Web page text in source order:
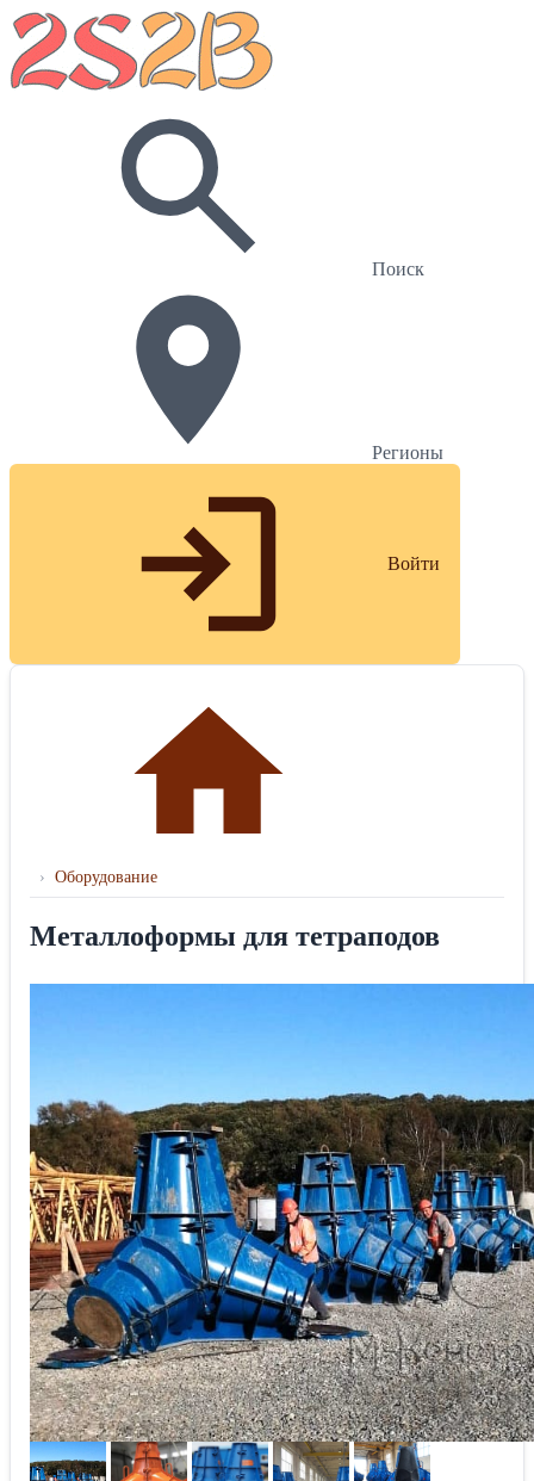
Поиск
Регионы
Войти
› Оборудование
Металлоформы для тетраподов